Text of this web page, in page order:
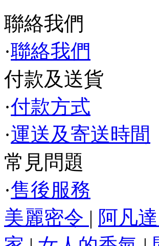
聯絡我們
·聯絡我們
付款及送貨
·付款方式
·運送及寄送時間
常見問題
·售後服務
美麗密令 | 阿凡